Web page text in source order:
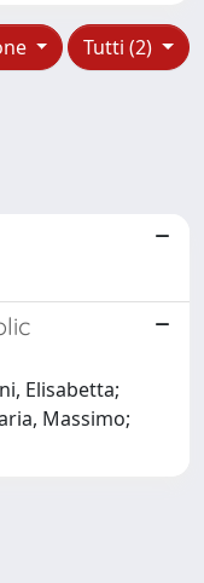
Tutti (2)
Elisabetta;
Massimo;